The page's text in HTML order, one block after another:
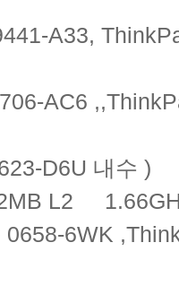
A33,
AC6
D6U 내수 )
L2
6WK